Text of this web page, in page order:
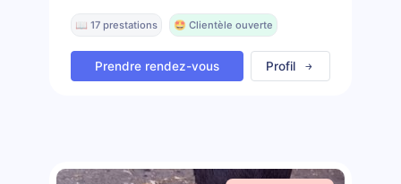
📖 17 prestations 🤩 Clientèle ouverte
Prendre rendez-vous Profil